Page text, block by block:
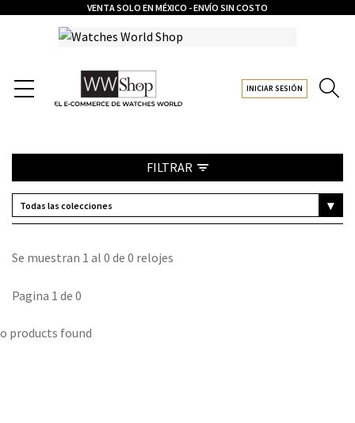
VENTA SOLO EN MÉXICO - ENVÍO SIN COSTO
INICIAR SESIÓN
FILTRAR
Todas las ediciones
(
            [POST_COUNT] => 1
        )
Se muestran 1 al 0 de 0 relojes
Pagina 1 de 0
o products found